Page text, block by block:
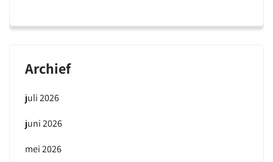
Archief
juli 2026
juni 2026
mei 2026